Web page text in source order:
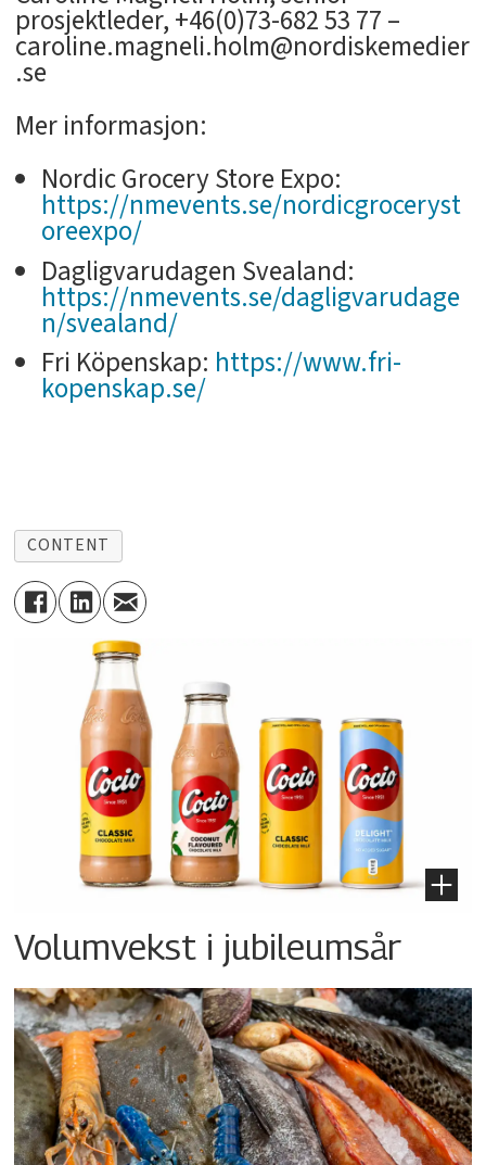
prosjektleder, +46(0)73-682 53 77 –
caroline.magneli.holm@nordiskemedier
.se
Mer informasjon:
Nordic Grocery Store Expo:
https://nmevents.se/nordicgroceryst
oreexpo/
Dagligvarudagen Svealand:
https://nmevents.se/dagligvarudage
n/svealand/
Fri Köpenskap: https://www.fri-
kopenskap.se/
CONTENT
Volumvekst i jubileumsår